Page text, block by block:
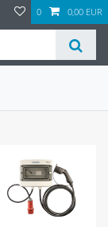
0 0,00 EUR